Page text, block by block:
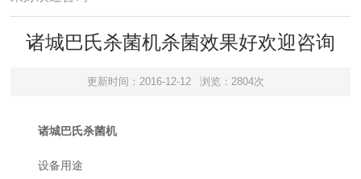
诸城巴氏杀菌机杀菌效果好欢迎咨询
更新时间：2016-12-12 浏览：2804次
诸城巴氏杀菌机
设备用途